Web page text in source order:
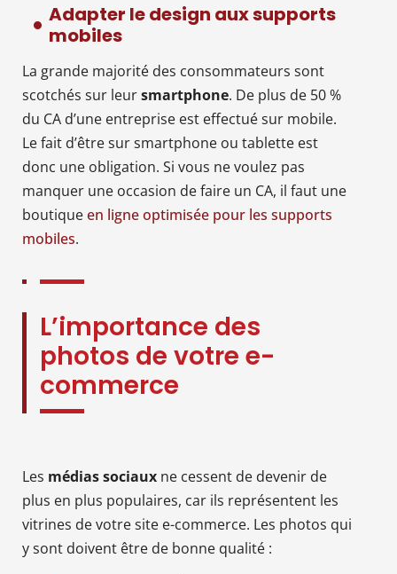
Adapter le design aux supports
mobiles
La grande majorité des consommateurs sont
scotchés sur leursmartphone. De plus de 50 %
du CA d’une entreprise est effectué sur mobile.
Le fait d’être sur smartphone ou tablette est
donc une obligation. Si vous ne voulez pas
manquer une occasion de faire un CA, il faut une
boutiqueen ligne optimisée pour les supports
mobiles.
L’importance des
photos de votre e-
commerce
Les médias sociaux ne cessent de devenir de
plus en plus populaires, car ils représentent les
vitrines de votre site e-commerce. Les photos qui
y sont doivent être de bonne qualité :